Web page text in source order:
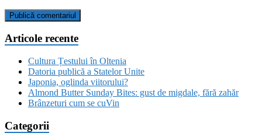
Articole recente
Cultura Țestului în Oltenia
Datoria publică a Statelor Unite
Japonia, oglinda viitorului?
Almond Butter Sunday Bites: gust de migdale, fără zahăr
Brânzeturi cum se cuVin
Categorii